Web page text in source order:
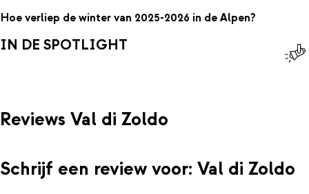
Hoe verliep de winter van 2025-2026 in de Alpen?
IN DE SPOTLIGHT
Reviews Val di Zoldo
Schrijf een review voor: Val di Zoldo